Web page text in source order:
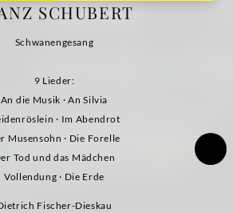
SCHUBERT
Schwanengesang
9 Lieder:
An die Musik · An Silvia
· Im Abendrot
Musensohn · Die Forelle
Tod und das Mädchen
Vollendung · Die Erde
Fischer-Dieskau